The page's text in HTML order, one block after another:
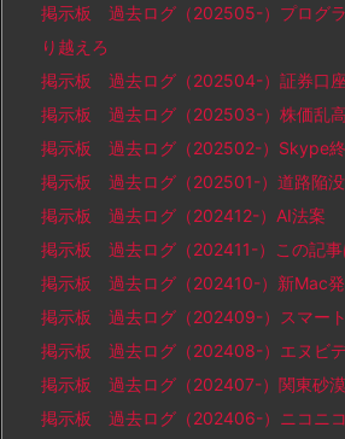
掲示板 過去ログ（202505-）プログ
り越えろ
掲示板 過去ログ（202504-）証券口
掲示板 過去ログ（202503-）株価乱
掲示板 過去ログ（202502-）Skype
掲示板 過去ログ（202501-）道路陥没
掲示板 過去ログ（202412-）AI法案
掲示板 過去ログ（202411-）この記事
掲示板 過去ログ（202410-）新Mac
掲示板 過去ログ（202409-）スマー
掲示板 過去ログ（202408-）エヌビ
掲示板 過去ログ（202407-）関東砂
掲示板 過去ログ（202406-）ニコニ